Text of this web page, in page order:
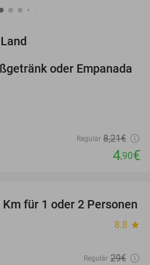
40%
oder Empanada
Regulär 8,21€
4,90€
34%
für 1 oder 2 Personen
8.8 star
Regulär 29€